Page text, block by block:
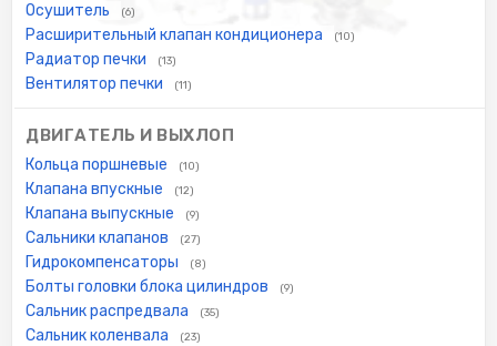
Осушитель (6)
Расширительный клапан кондиционера (10)
Радиатор печки (13)
Вентилятор печки (11)
ДВИГАТЕЛЬ И ВЫХЛОП
Кольца поршневые (10)
Клапана впускные (12)
Клапана выпускные (9)
Сальники клапанов (27)
Гидрокомпенсаторы (8)
Болты головки блока цилиндров (9)
Сальник распредвала (35)
Сальник коленвала (23)